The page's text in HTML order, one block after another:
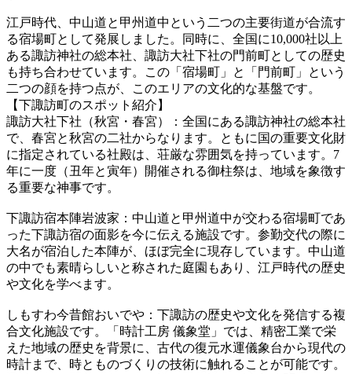
江戸時代、中山道と甲州道中という二つの主要街道が合流す
る宿場町として発展しました。同時に、全国に10,000社以上
ある諏訪神社の総本社、諏訪大社下社の門前町としての歴史
も持ち合わせています。この「宿場町」と「門前町」という
二つの顔を持つ点が、このエリアの文化的な基盤です。
【下諏訪町のスポット紹介】
諏訪大社下社（秋宮・春宮）：全国にある諏訪神社の総本社
で、春宮と秋宮の二社からなります。ともに国の重要文化財
に指定されている社殿は、荘厳な雰囲気を持っています。7
年に一度（丑年と寅年）開催される御柱祭は、地域を象徴す
る重要な神事です。
下諏訪宿本陣岩波家：中山道と甲州道中が交わる宿場町であ
った下諏訪宿の面影を今に伝える施設です。参勤交代の際に
大名が宿泊した本陣が、ほぼ完全に現存しています。中山道
の中でも素晴らしいと称された庭園もあり、江戸時代の歴史
や文化を学べます。
しもすわ今昔館おいでや：下諏訪の歴史や文化を発信する複
合文化施設です。「時計工房 儀象堂」では、精密工業で栄
えた地域の歴史を背景に、古代の復元水運儀象台から現代の
時計まで、時とものづくりの技術に触れることが可能です。